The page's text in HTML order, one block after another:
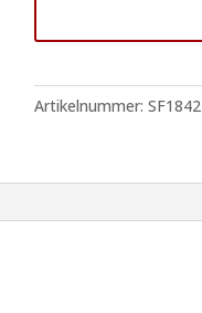
90°
125
x
aantal
Artikelnummer:SF1842